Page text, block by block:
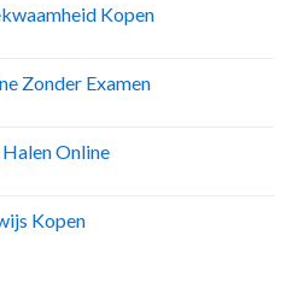
Kopen
Zonder Examen
Online
Kopen